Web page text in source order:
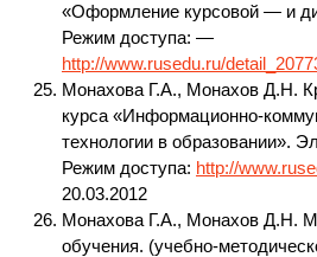
«Оформление курсовой — и
Режим доступа: —
http://www.rusedu.ru/
Монахова Г.А., Монахов Д.Н.
курса «Информационно-
технологии в образовании».
Режим доступа: http://
20.03.2012
Монахова Г.А., Монахов Д.Н.
обучения. (учебно-